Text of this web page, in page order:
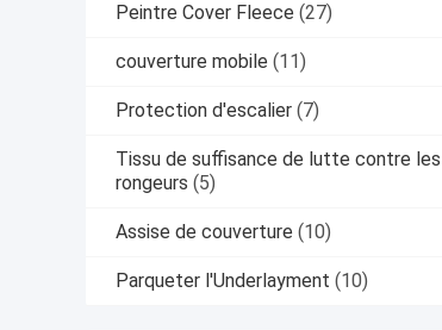
Peintre Cover Fleece (27)
couverture mobile (11)
Protection d'escalier (7)
Tissu de suffisance de lutte contre les
rongeurs (5)
Assise de couverture (10)
Parqueter l'Underlayment (10)